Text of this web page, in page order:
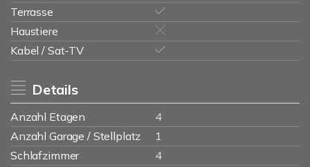
Terrasse
Haustiere
Kabel / Sat-TV
Details
Anzahl Etagen
4
Anzahl Garage / Stellplatz
1
Schlafzimmer
4